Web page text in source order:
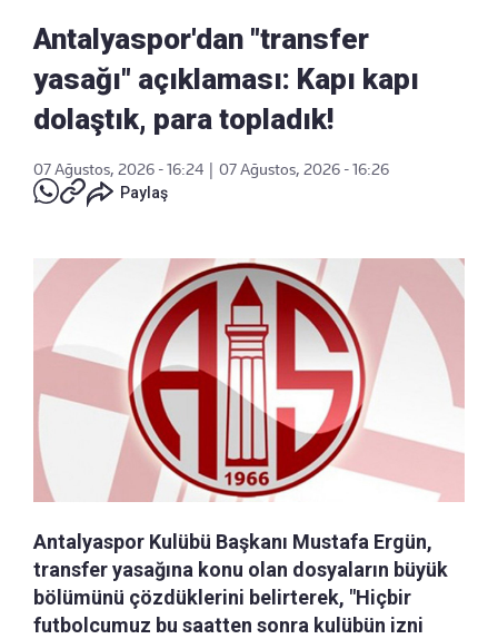
Antalyaspor'dan "transfer
yasağı" açıklaması: Kapı kapı
dolaştık, para topladık!
07 Ağustos, 2026 - 16:24
07 Ağustos, 2026 - 16:26
Paylaş
Antalyaspor Kulübü Başkanı Mustafa Ergün,
transfer yasağına konu olan dosyaların büyük
bölümünü çözdüklerini belirterek, "Hiçbir
futbolcumuz bu saatten sonra kulübün izni